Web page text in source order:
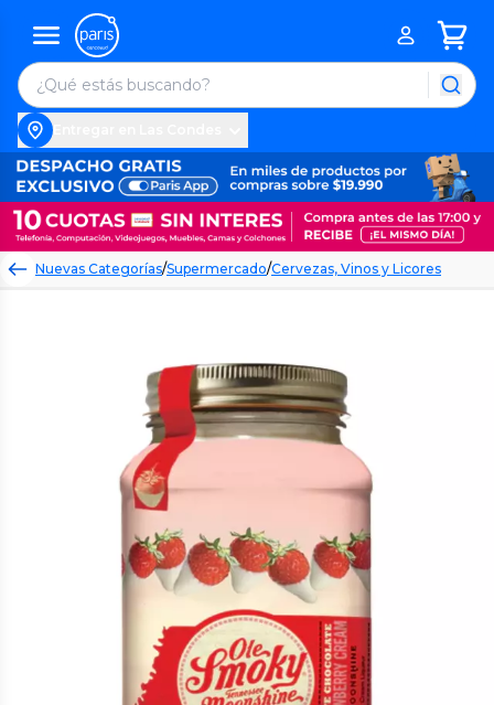
Nuevas Categorías/Supermercado/Cervezas, Vinos y Licores